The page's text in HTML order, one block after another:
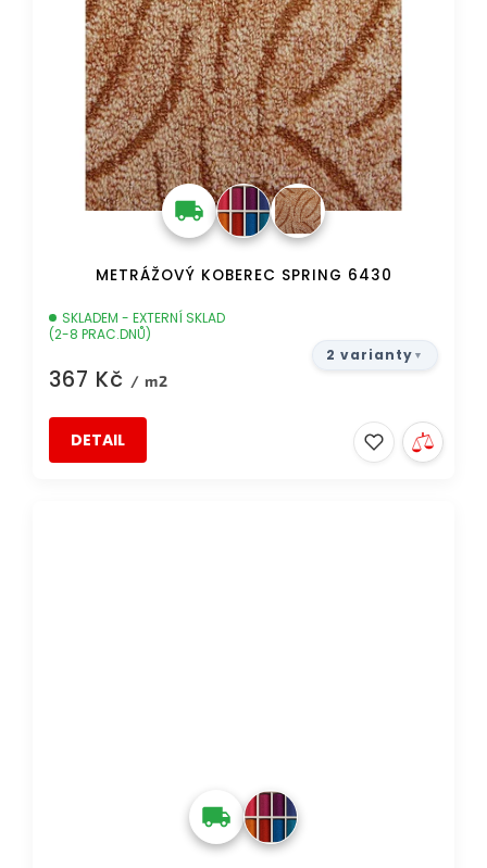
METRÁŽOVÝ KOBEREC SPRING 6430
SKLADEM - EXTERNÍ SKLAD
(2-8 PRAC.DNŮ)
367 Kč / m2
DETAIL
2 varianty